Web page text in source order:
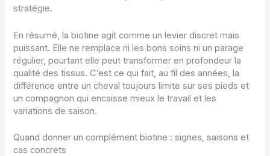
stratégie.
En résumé, la biotine agit comme un levier discret mais
puissant. Elle ne remplace ni les bons soins ni un parage
régulier, pourtant elle peut transformer en profondeur la
qualité des tissus. C’est ce qui fait, au fil des années, la
différence entre un cheval toujours limite sur ses pieds et
un compagnon qui encaisse mieux le travail et les
variations de saison.
Quand donner un complément biotine : signes, saisons et
cas concrets